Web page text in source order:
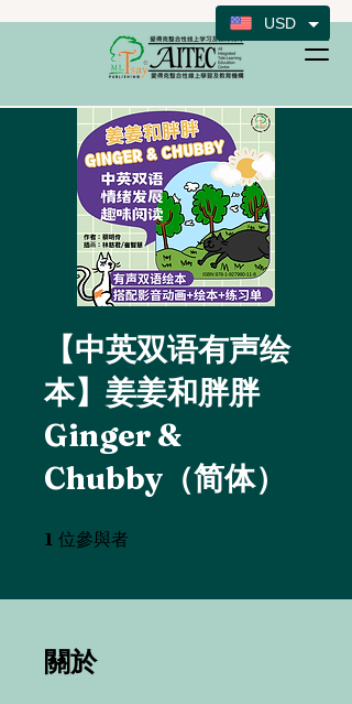
【中英双语有声绘
本】姜姜和胖胖
Ginger &
Chubby（简体）
1 位參與者
關於
USD